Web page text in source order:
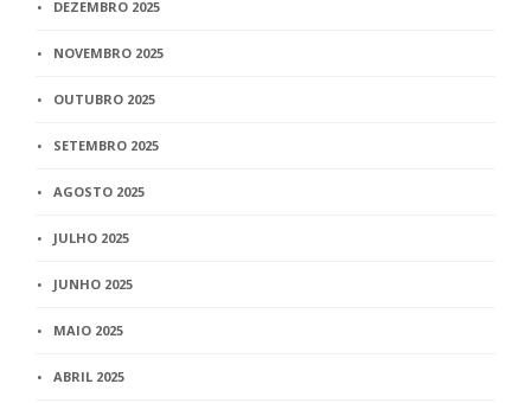
DEZEMBRO 2025
NOVEMBRO 2025
OUTUBRO 2025
SETEMBRO 2025
AGOSTO 2025
JULHO 2025
JUNHO 2025
MAIO 2025
ABRIL 2025